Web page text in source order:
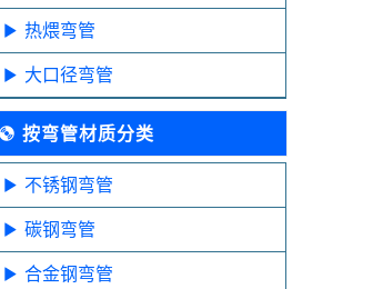
热煨弯管
大口径弯管
按弯管材质分类
不锈钢弯管
碳钢弯管
合金钢弯管